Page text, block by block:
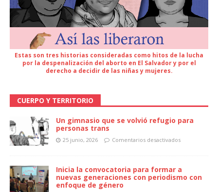
Estas son tres historias consideradas como hitos de la lucha
por la despenalización del aborto en El Salvador y por el
derecho a decidir de las niñas y mujeres.
CUERPO Y TERRITORIO
Un gimnasio que se volvió refugio para
personas trans
25 junio, 2026 Comentarios desactivados
Inicia la convocatoria para formar a
nuevas generaciones con periodismo con
enfoque de género